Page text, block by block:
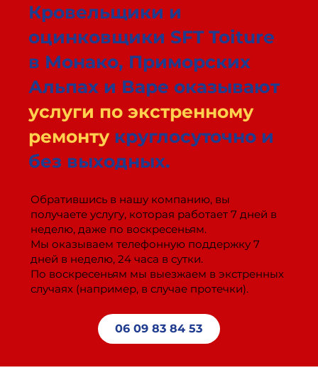
Кровельщики и
оцинковщики SFT Toiture
в Монако, Приморских
Альпах и Варе оказывают
услуги по экстренному
ремонтукруглосуточно и
без выходных.
Обратившись в нашу компанию, вы
получаете услугу, которая работает 7 дней в
неделю, даже по воскресеньям.
Мы оказываем телефонную поддержку 7
дней в неделю, 24 часа в сутки.
По воскресеньям мы выезжаем в экстренных
случаях (например, в случае протечки).
06 09 83 84 53